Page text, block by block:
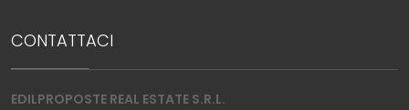
CONTATTACI
EDILPROPOSTE REAL ESTATE S.R.L.